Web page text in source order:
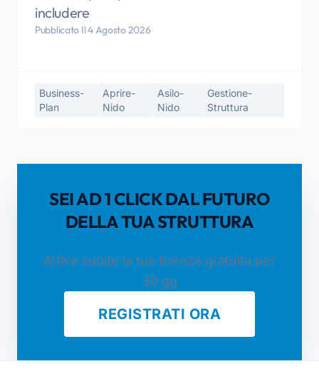
includere
Pubblicato Il 4 Agosto 2026
Business-
Plan
Aprire-
Nido
Asilo-
Nido
Gestione-
Struttura
SEI AD 1 CLICK DAL FUTURO
DELLA TUA STRUTTURA
Attiva subito la tua licenza gratuita per
30 gg
REGISTRATI ORA